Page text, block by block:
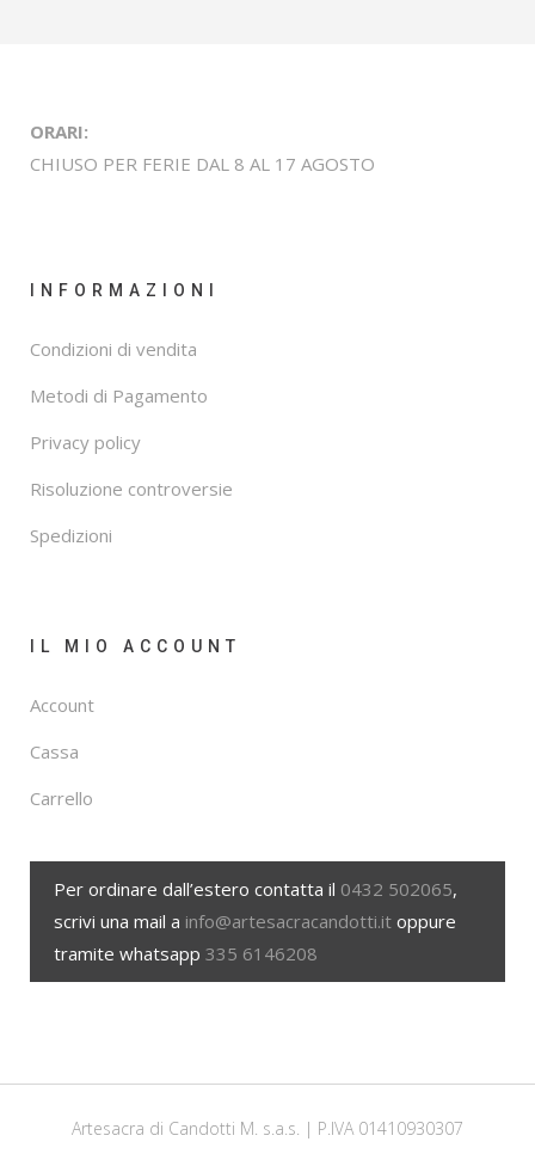
ORARI:
CHIUSO PER FERIE DAL 8 AL 17 AGOSTO
INFORMAZIONI
Condizioni di vendita
Metodi di Pagamento
Privacy policy
Risoluzione controversie
Spedizioni
IL MIO ACCOUNT
Account
Cassa
Carrello
Per ordinare dall’estero contatta il 0432 502065,
scrivi una mail a info@artesacracandotti.it oppure
tramite whatsapp 335 6146208
Artesacra di Candotti M. s.a.s. | P.IVA 01410930307